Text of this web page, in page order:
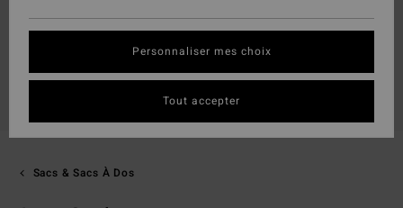
Sacs & Sacs À Dos
Personnaliser mes choix
Tout accepter